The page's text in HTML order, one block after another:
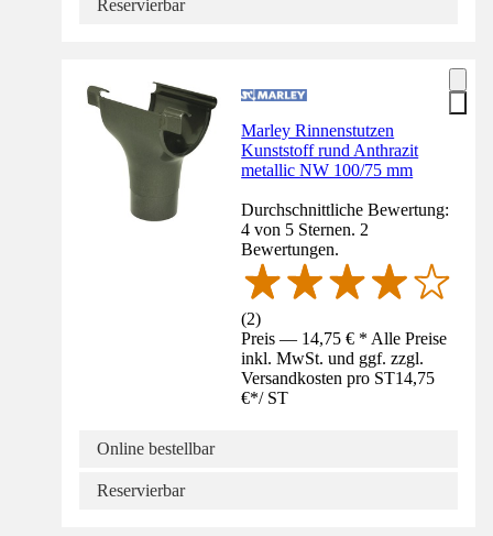
Reservierbar
Marley Rinnenstutzen
Kunststoff rund Anthrazit
metallic NW 100/75 mm
Durchschnittliche Bewertung:
4 von 5 Sternen. 2
Bewertungen.
(2)
Preis — 14,75 € * Alle Preise
inkl. MwSt. und ggf. zzgl.
Versandkosten pro ST14,75
€*/ ST
Online bestellbar
Reservierbar